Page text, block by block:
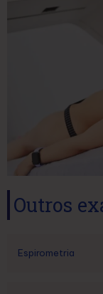
Outros
Espirometria